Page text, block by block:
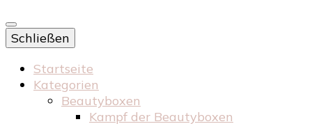
Schließen
Startseite
Kategorien
Beautyboxen
Kampf der Beautyboxen